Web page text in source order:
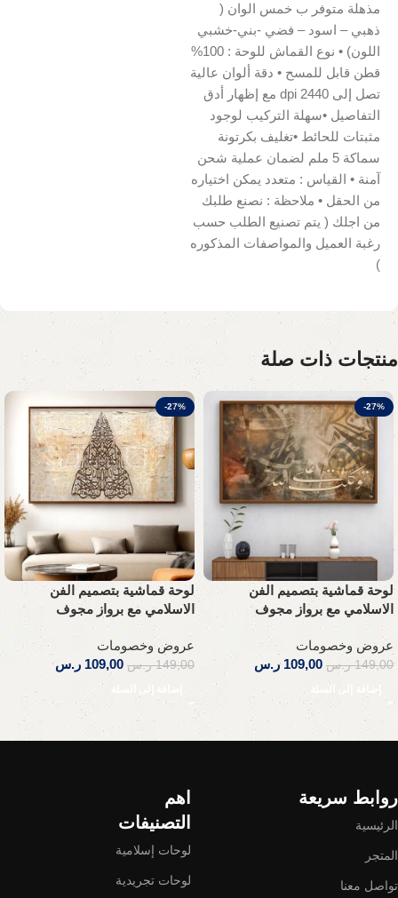
مذهلة متوفر ب خمس الوان (
ذهبي – اسود – فضي -بني-خشبي
اللون) • نوع القماش للوحة : 100%
قطن قابل للمسح • دقة ألوان عالية
تصل إلى 2440 dpi مع إظهار أدق
التفاصيل •سهلة التركيب لوجود
مثبتات للحائط •تغليف بكرتونة
سماكة 5 ملم لضمان عملية شحن
آمنة • القياس : متعدد يمكن اختياره
من الحقل • ملاحظة : نصنع طلبك
من اجلك ( يتم تصنيع الطلب حسب
رغبة العميل والمواصفات المذكوره
)
منتجات ذات صلة
-27%
لوحة قماشية بتصميم الفن
الاسلامي مع برواز مجوف
عروض وخصومات
149,00 ر.س 109,00 ر.س
إضافة إلى السلة
-27%
لوحة قماشية بتصميم الفن
الاسلامي مع برواز مجوف
عروض وخصومات
149,00 ر.س 109,00 ر.س
إضافة إلى السلة
Read More
روابط سريعة
الرئيسية
المتجر
تواصل معنا
اهم
التصنيفات
لوحات إسلامية
لوحات تجريدية